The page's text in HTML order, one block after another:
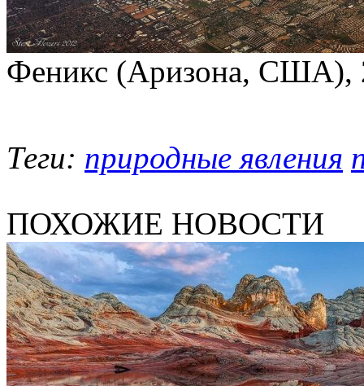
Феникс (Аризона, США),
Теги: природные явления
ПОХОЖИЕ НОВОСТИ